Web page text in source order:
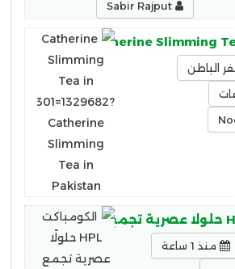
Slimming
الباطن
منذ 1 ساعة